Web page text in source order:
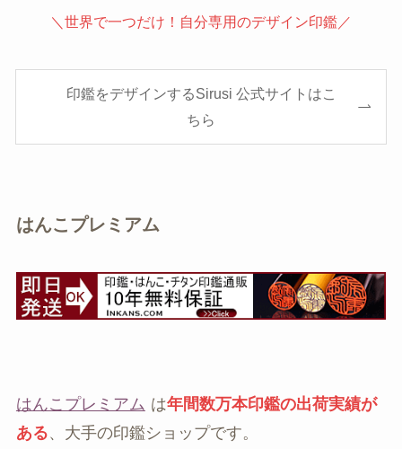
＼世界で一つだけ！自分専用のデザイン印鑑／
印鑑をデザインするSirusi 公式サイトはこ
ちら
はんこプレミアム
はんこプレミアム は年間数万本印鑑の出荷実績が
ある、大手の印鑑ショップです。